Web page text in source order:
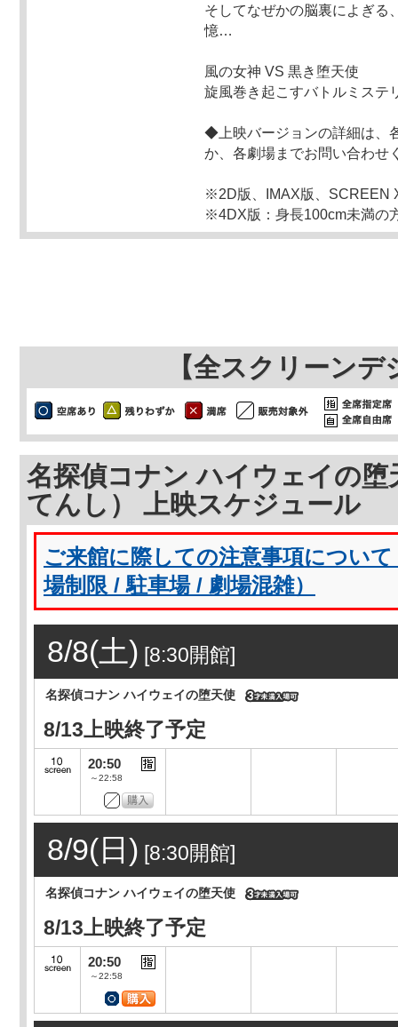
そしてなぜかの脳裏によぎる
憶…
風の女神 VS 黒き堕天使
旋風巻き起こすバトルミステ
◆上映バージョンの詳細は、
か、各劇場までお問い合わせ
※2D版、IMAX版、SCREEN
※4DX版：身長100cm未満の
【全スクリーン
名探偵コナン ハイウェイの
てんし） 上映スケジュール
ご来館に際しての注意事項につい
場制限 / 駐車場 / 劇場混雑）
8/8(土) [8:30開館]
名探偵コナン ハイウェイの堕天使
8/13上映終了予定
20:50
～22:58
8/9(日) [8:30開館]
名探偵コナン ハイウェイの堕天使
8/13上映終了予定
20:50
～22:58